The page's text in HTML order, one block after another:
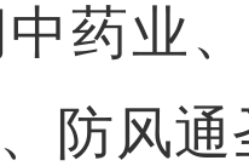
药业
防风